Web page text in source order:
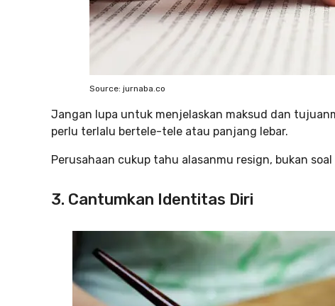
Source: jurnaba.co
Jangan lupa untuk menjelaskan maksud dan
perlu terlalu bertele-tele atau panjang lebar.
Perusahaan cukup tahu alasanmu resign, bukan
3. Cantumkan Identitas Diri